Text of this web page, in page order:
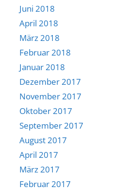
Juni 2018
April 2018
März 2018
Februar 2018
Januar 2018
Dezember 2017
November 2017
Oktober 2017
September 2017
August 2017
April 2017
März 2017
Februar 2017